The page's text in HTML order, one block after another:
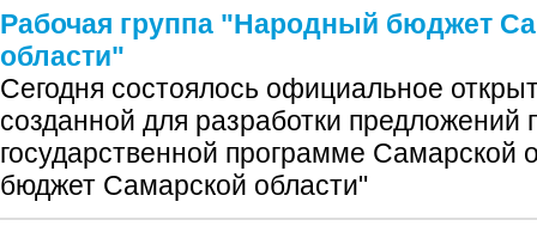
Рабочая группа "Народный бюджет
области"
Сегодня состоялось официальное
созданной для разработки предложений
государственной программе Самарской
бюджет Самарской области"